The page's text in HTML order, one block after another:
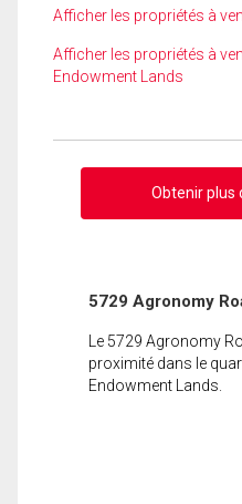
Afficher les propriétés à
Afficher les propriétés à
Endowment Lands
Obtenir
5729 Agronomy
Le 5729 Agronomy
proximité dans le
Endowment Lands.